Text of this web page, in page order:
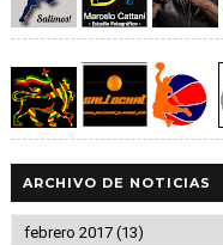
ARCHIVO DE NOTICIAS